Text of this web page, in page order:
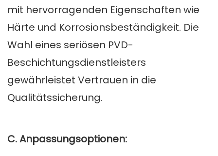
mit hervorragenden Eigenschaften wie
Härte und Korrosionsbeständigkeit. Die
Wahl eines seriösen PVD-
Beschichtungsdienstleisters
gewährleistet Vertrauen in die
Qualitätssicherung.
C. Anpassungsoptionen: